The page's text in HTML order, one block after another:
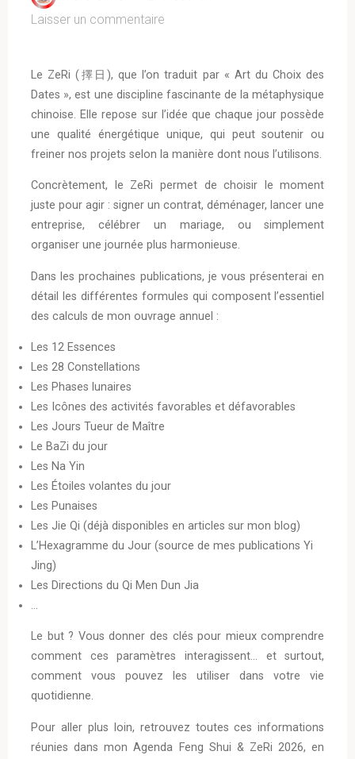
Laisser un commentaire
Le ZeRi (擇日), que l’on traduit par « Art du Choix des
Dates », est une discipline fascinante de la métaphysique
chinoise. Elle repose sur l’idée que chaque jour possède
une qualité énergétique unique, qui peut soutenir ou
freiner nos projets selon la manière dont nous l’utilisons.
Concrètement, le ZeRi permet de choisir le moment
juste pour agir : signer un contrat, déménager, lancer une
entreprise, célébrer un mariage, ou simplement
organiser une journée plus harmonieuse.
Dans les prochaines publications, je vous présenterai en
détail les différentes formules qui composent l’essentiel
des calculs de mon ouvrage annuel :
Les 12 Essences
Les 28 Constellations
Les Phases lunaires
Les Icônes des activités favorables et défavorables
Les Jours Tueur de Maître
Le BaZi du jour
Les Na Yin
Les Étoiles volantes du jour
Les Punaises
Les Jie Qi (déjà disponibles en articles sur mon blog)
L’Hexagramme du Jour (source de mes publications Yi
Jing)
Les Directions du Qi Men Dun Jia
…
Le but ? Vous donner des clés pour mieux comprendre
comment ces paramètres interagissent… et surtout,
comment vous pouvez les utiliser dans votre vie
quotidienne.
Pour aller plus loin, retrouvez toutes ces informations
réunies dans mon Agenda Feng Shui & ZeRi 2026, en